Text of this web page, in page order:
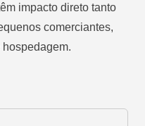
impacto direto tanto
comerciantes,
hospedagem.